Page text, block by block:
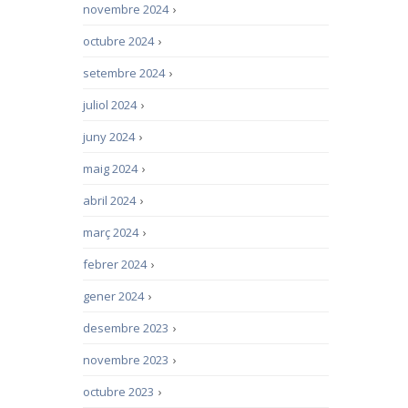
›
novembre 2024
›
octubre 2024
›
setembre 2024
›
juliol 2024
›
juny 2024
›
maig 2024
›
abril 2024
›
març 2024
›
febrer 2024
›
gener 2024
›
desembre 2023
›
novembre 2023
›
octubre 2023